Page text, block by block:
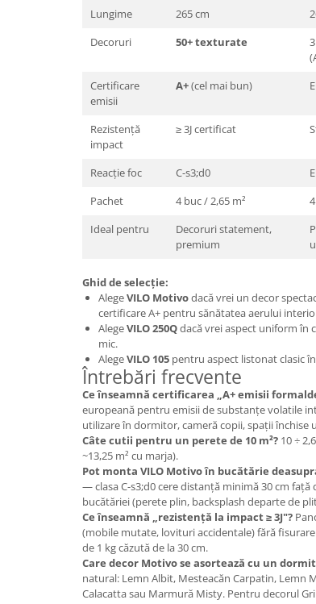
Lungime
265 cm
Decoruri
50+ texturate
Certificare
emisii
A+(cel mai bun)
Rezistență
impact
≥ 3J certificat
Reacție foc C-s3;d0
Pachet
4 buc / 2,65 m²
Ideal pentru
Decoruri statement,
premium
Ghid de selecție:
AlegeVILO Motivodacă vrei un decor
certificare A+ pentru sănătatea aerului
AlegeVILO 250Qdacă vrei aspect uniform în
mic.
AlegeVILO 105 pentru aspect listonat clasic
Întrebări frecvente
Ce înseamnă certificarea „A+ emisii
europeană pentru emisii de substanțe volatile
utilizare în dormitor, cameră copii, spații închise
Câte cutii pentru un perete de 10 m²? 10 ÷
~13,25 m² cu marja).
Pot monta VILO Motivo în bucătărie
— clasa C-s3;d0 cere distanță minimă 30 cm față
bucătăriei (perete plin, backsplash departe de
Ce înseamnă „rezistență la impact ≥ 3J"?
(mobile mutate, lovituri accidentale) fără
de 1 kg căzută de la 30 cm.
Care decor Motivo se asortează cu un
natural: Lemn Albit, Mesteacăn Carpatin, Lemn
Calacatta sau Marmură Misty. Pentru decorul